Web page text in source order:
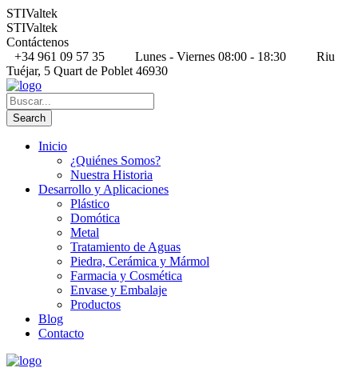
STIValtek
STIValtek
Contáctenos
+34 961 09 57 35
Lunes - Viernes 08:00 - 18:30
Riu
Tuéjar, 5 Quart de Poblet 46930
Inicio
¿Quiénes Somos?
Nuestra Historia
Desarrollo y Aplicaciones
Plástico
Domótica
Metal
Tratamiento de Aguas
Piedra, Cerámica y Mármol
Farmacia y Cosmética
Envase y Embalaje
Productos
Blog
Contacto